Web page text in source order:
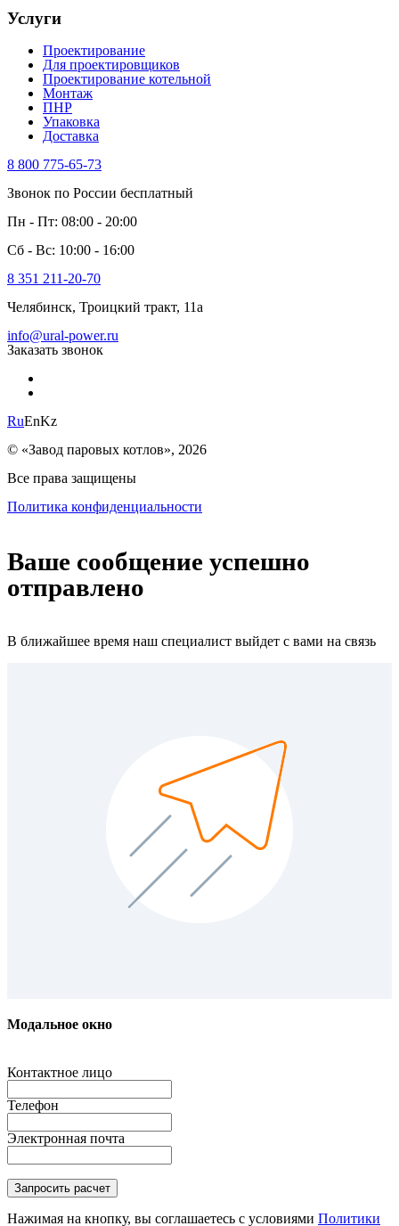
Услуги
Проектирование
Для проектировщиков
Проектирование котельной
Монтаж
ПНР
Упаковка
Доставка
8 800 775-65-73
Звонок по России бесплатный
Пн - Пт: 08:00 - 20:00
Сб - Вс: 10:00 - 16:00
8 351 211-20-70
Челябинск, Троицкий тракт, 11а
info@ural-power.ru
Заказать звонок
RuEnKz
© «Завод паровых котлов», 2026
Все права защищены
Политика конфиденциальности
Ваше сообщение успешно
отправлено
В ближайшее время наш специалист выйдет с вами на связь
Модальное окно
Контактное лицо
Телефон
Электронная почта
Нажимая на кнопку, вы соглашаетесь с условиями Политики